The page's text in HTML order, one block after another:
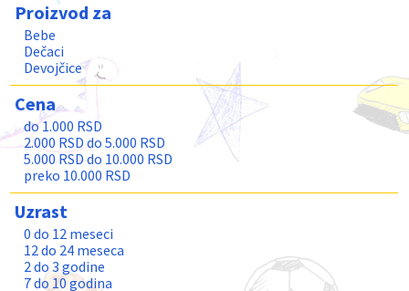
Proizvod za
Bebe
Dečaci
Devojčice
Cena
do 1.000 RSD
2.000 RSD do 5.000 RSD
5.000 RSD do 10.000 RSD
preko 10.000 RSD
Uzrast
0 do 12 meseci
12 do 24 meseca
2 do 3 godine
7 do 10 godina